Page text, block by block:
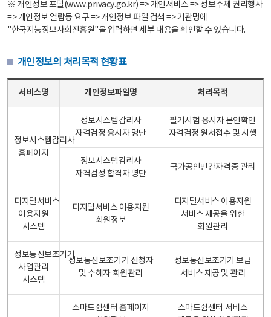
※ 개인정보 포털(www.privacy.go.kr) => 개인서비스 => 정보주체 권리행사
=> 개인정보 열람등 요구 => 개인정보 파일 검색 => 기관명에
"한국지능정보사회진흥원"을 입력하면 세부 내용을 확인할 수 있습니다.
개인정보의 처리목적 현황표
서비스명 개인정보파일명 처리목적
정보시스템감리사
홈페이지
정보시스템감리사
자격검정 응시자 명단
필기시험 응시자 본인확인
자격검정 원서접수 및 시행
정보시스템감리사
자격검정 합격자 명단
국가공인민간자격증 관리
디지털서비스
이용지원
시스템
디지털서비스 이용지원
회원정보
디지털서비스 이용지원
서비스 제공을 위한
회원관리
정보통신보조기기
사업관리
시스템
정보통신보조기기 신청자
및 수혜자 회원관리
정보통신보조기기 보급
서비스 제공 및 관리
스마트쉼센터 홈페이지
스마트쉼센터 서비스